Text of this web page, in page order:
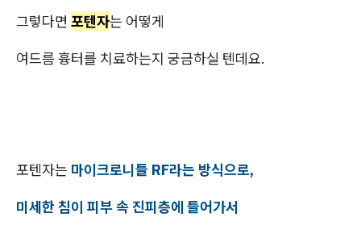
그렇다면 포텐자는 어떻게
여드름 흉터를 치료하는지 궁금하실 텐데요.
포텐자는 마이크로니들 RF라는 방식으로,
미세한 침이 피부 속 진피층에 들어가서